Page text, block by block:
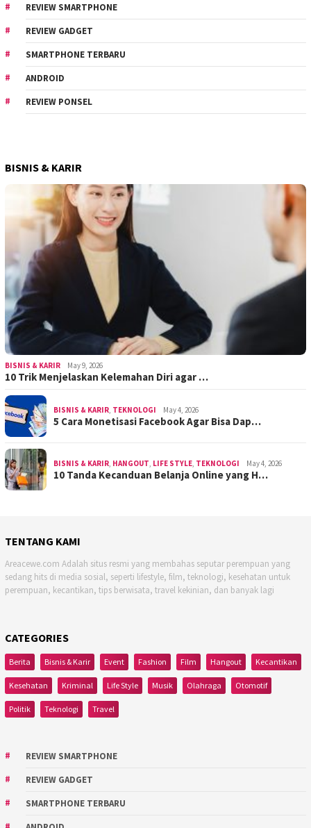
REVIEW SMARTPHONE
REVIEW GADGET
SMARTPHONE TERBARU
ANDROID
REVIEW PONSEL
BISNIS & KARIR
BISNIS & KARIR May 9, 2026
10 Trik Menjelaskan Kelemahan Diri agar …
BISNIS & KARIR TEKNOLOGI May 4, 2026
5 Cara Monetisasi Facebook Agar Bisa Dap…
BISNIS & KARIR HANGOUT LIFE STYLE TEKNOLOGI May 4, 2026
10 Tanda Kecanduan Belanja Online yang H…
TENTANG KAMI
Areacewe.com Adalah situs resmi yang membahas seputar perempuan yang
sedang hits di media sosial, seperti lifestyle, film, teknologi, kesehatan untuk
perempuan, kecantikan, tips berwisata, travel kekinian, dan banyak lagi
CATEGORIES
Berita Bisnis & Karir Event Fashion Film Hangout Kecantikan
Kesehatan Kriminal Life Style Musik Olahraga Otomotif
Politik Teknologi Travel
REVIEW SMARTPHONE
REVIEW GADGET
SMARTPHONE TERBARU